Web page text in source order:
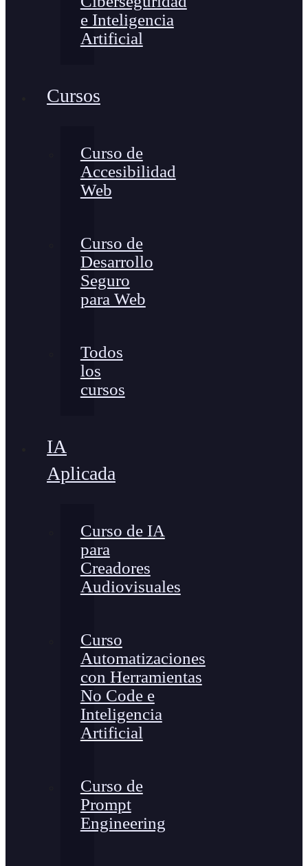
e Inteligencia
Artificial
Cursos
Curso de
Accesibilidad
Web
Curso de
Desarrollo
Seguro
para Web
Todos
los
cursos
IA
Aplicada
Curso de IA
para
Creadores
Audiovisuales
Curso
Automatizaciones
con Herramientas
No Code e
Inteligencia
Artificial
Curso de
Prompt
Engineering